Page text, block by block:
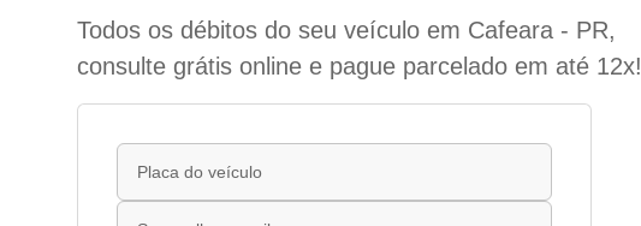
Todos os débitos do seu veículo em Cafeara - PR,
consulte grátis online e pague parcelado em até 12x!